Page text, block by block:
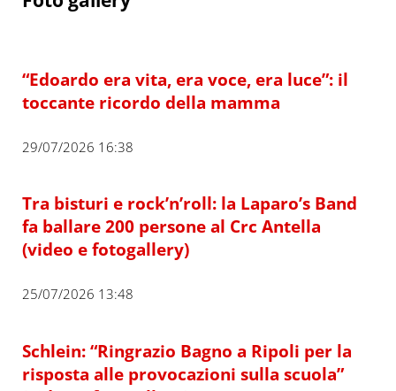
“Edoardo era vita, era voce, era luce”: il
toccante ricordo della mamma
29/07/2026 16:38
Tra bisturi e rock’n’roll: la Laparo’s Band
fa ballare 200 persone al Crc Antella
(video e fotogallery)
25/07/2026 13:48
Schlein: “Ringrazio Bagno a Ripoli per la
risposta alle provocazioni sulla scuola”